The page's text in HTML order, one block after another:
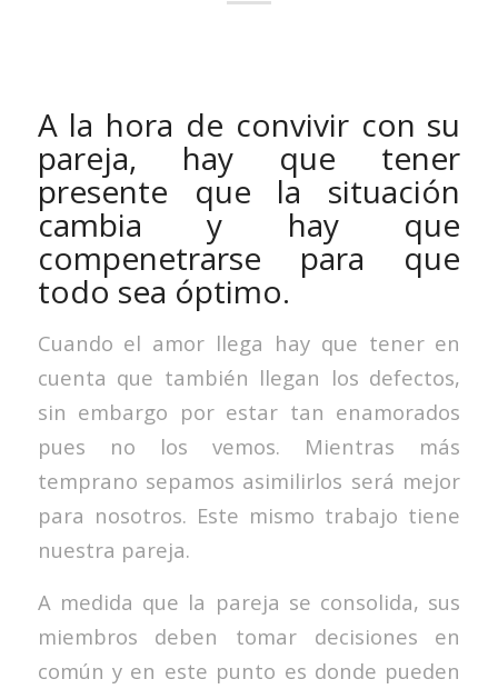
A la hora de convivir con su
pareja, hay que tener
presente que la situación
cambia y hay que
compenetrarse para que
todo sea óptimo.
Cuando el amor llega hay que tener en
cuenta que también llegan los defectos,
sin embargo por estar tan enamorados
pues no los vemos. Mientras más
temprano sepamos asimilirlos será mejor
para nosotros. Este mismo trabajo tiene
nuestra pareja.
A medida que la pareja se consolida, sus
miembros deben tomar decisiones en
común y en este punto es donde pueden